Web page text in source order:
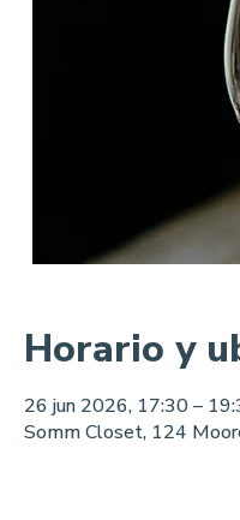
Horario y
26 jun 2026, 17:30 –
Somm Closet, 124